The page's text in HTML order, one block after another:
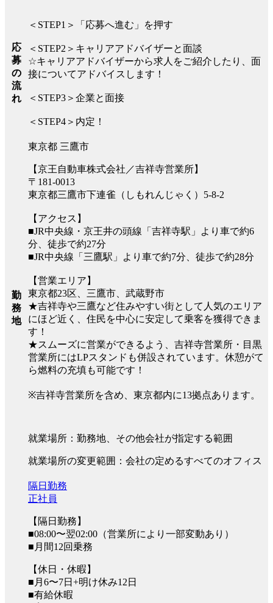
応
募
の
流
れ
＜STEP1＞「応募へ進む」を押す
＜STEP2＞キャリアアドバイザーと面談
☆キャリアアドバイザーから求人をご紹介したり、面
接についてアドバイスします！
＜STEP3＞企業と面接
＜STEP4＞内定！
勤
務
地
東京都 三鷹市
【京王自動車株式会社／吉祥寺営業所】
〒181-0013
東京都三鷹市下連雀（しもれんじゃく）5-8-2
【アクセス】
■JR中央線・京王井の頭線「吉祥寺駅」より車で約6
分、徒歩で約27分
■JR中央線「三鷹駅」より車で約7分、徒歩で約28分
【営業エリア】
東京都23区、三鷹市、武蔵野市
★吉祥寺や三鷹など住みやすい街として人気のエリア
にほど近く、住民を中心に安定して乗客を獲得できま
す！
★スムーズに営業ができるよう、吉祥寺営業所・目黒
営業所にはLPスタンドも併設されています。休憩がて
ら燃料の充填も可能です！
※吉祥寺営業所を含め、東京都内に13拠点あります。
就業場所：勤務地、その他会社が指定する範囲
就業場所の変更範囲：会社の定めるすべてのオフィス
隔日勤務
正社員
【隔日勤務】
■08:00〜翌02:00（営業所により一部変動あり）
■月間12回乗務
【休日・休暇】
■月6〜7日+明け休み12日
■有給休暇